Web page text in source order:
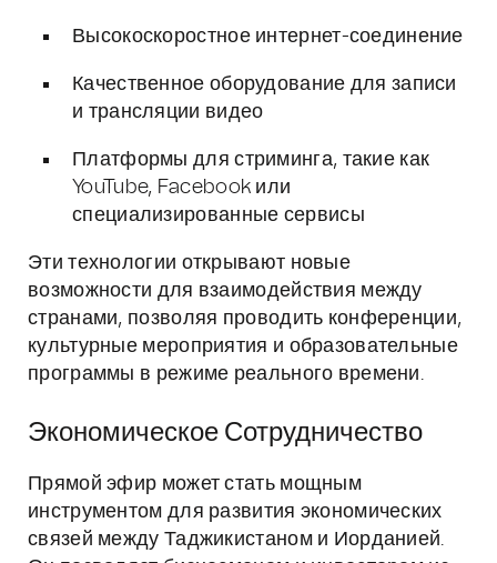
Высокоскоростное интернет-соединение
Качественное оборудование для записи
и трансляции видео
Платформы для стриминга, такие как
YouTube, Facebook или
специализированные сервисы
Эти технологии открывают новые
возможности для взаимодействия между
странами, позволяя проводить конференции,
культурные мероприятия и образовательные
программы в режиме реального времени.
Экономическое Сотрудничество
Прямой эфир может стать мощным
инструментом для развития экономических
связей между Таджикистаном и Иорданией.